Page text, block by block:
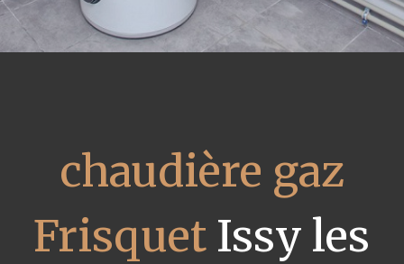
chaudière gaz
Frisquet Issy les